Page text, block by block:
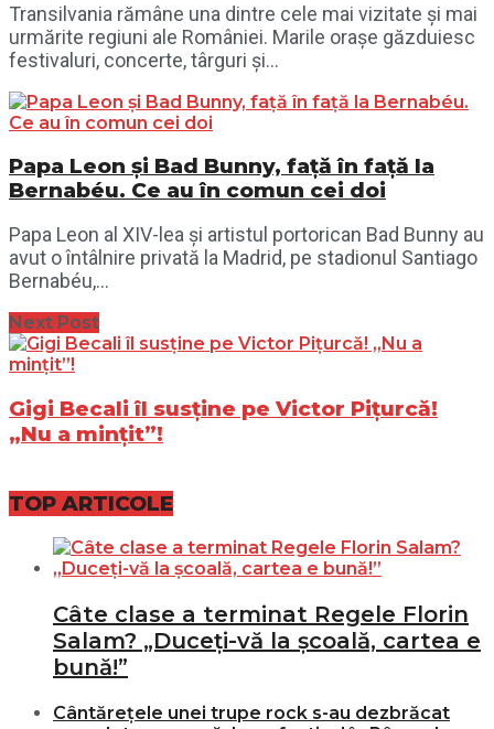
Transilvania rămâne una dintre cele mai vizitate și mai
urmărite regiuni ale României. Marile orașe găzduiesc
festivaluri, concerte, târguri și...
Papa Leon și Bad Bunny, față în față la
Bernabéu. Ce au în comun cei doi
Papa Leon al XIV-lea și artistul portorican Bad Bunny au
avut o întâlnire privată la Madrid, pe stadionul Santiago
Bernabéu,...
Next Post
Gigi Becali îl susține pe Victor Pițurcă!
„Nu a mințit”!
TOP ARTICOLE
Câte clase a terminat Regele Florin
Salam? „Duceți-vă la școală, cartea e
bună!”
Cântărețele unei trupe rock s-au dezbrăcat